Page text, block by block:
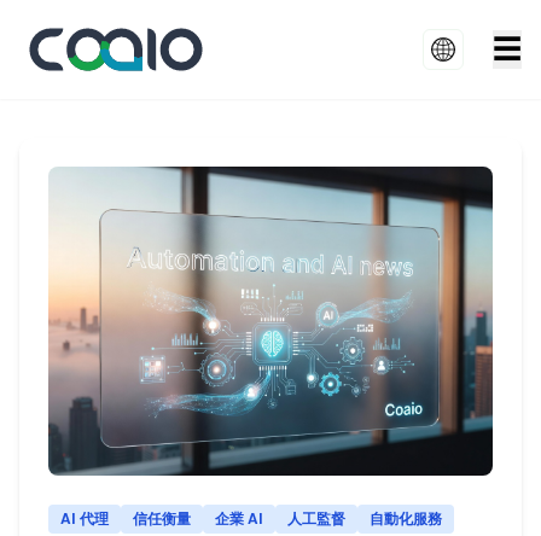
☰
AI 代理 信任衡量 企業 AI 人工監督 自動化服務